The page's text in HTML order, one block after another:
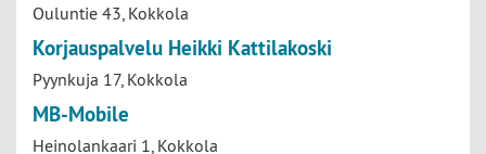
Ouluntie 43, Kokkola
Korjauspalvelu Heikki Kattilakoski
Pyynkuja 17, Kokkola
MB-Mobile
Heinolankaari 1, Kokkola